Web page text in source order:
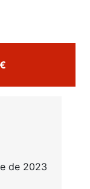
Comprar por 34,94 €
de 2023